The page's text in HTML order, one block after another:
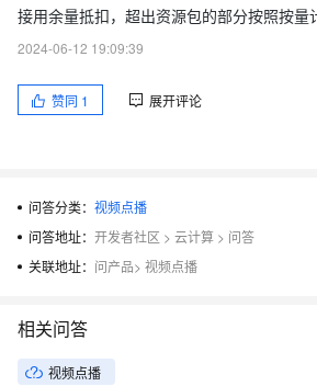
接用余量抵扣，超出资源包的部分按照按量
2024-06-12 19:09:39
赞同 1 展开评论
问答分类： 视频点播
问答地址： 开发者社区 > 云计算 > 问答
关联地址： 问产品> 视频点播
相关问答
视频点播